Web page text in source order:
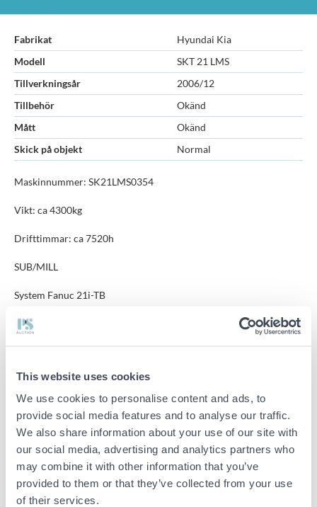
This website uses cookies
We use cookies to personalise content and ads, to
provide social media features and to analyse our traffic.
We also share information about your use of our site with
our social media, advertising and analytics partners who
may combine it with other information that you’ve
provided to them or that they’ve collected from your use
of their services.
Fabrikat
Hyundai Kia
Modell
SKT 21 LMS
Tillverkningsår
2006/12
Tillbehör
Okänd
Mått
Okänd
Skick på objekt
Normal
Maskinnummer: SK21LMS0354
Vikt: ca 4300kg
Drifttimmar: ca 7520h
SUB/MILL
System Fanuc 21i-TB
Mått
Längd ca: 3100mm
Stångmagasin Lemca VIP105CNC
Mått
Längd ca: 2100mm